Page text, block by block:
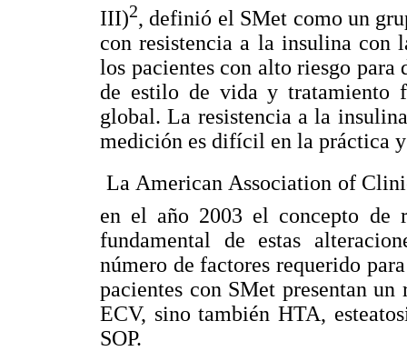
III)2, definió el SMet como un
con resistencia a la insulina con
los pacientes con alto riesgo
de estilo de vida y tratamiento
global. La resistencia a la
medición es difícil en la práctica y
 La American Association of
en el año 2003 el concepto de
fundamental de estas
número de factores requerido
pacientes con SMet presentan
ECV, sino también HTA,
SOP.